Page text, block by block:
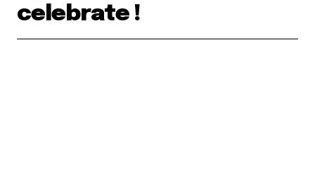
celebrate !